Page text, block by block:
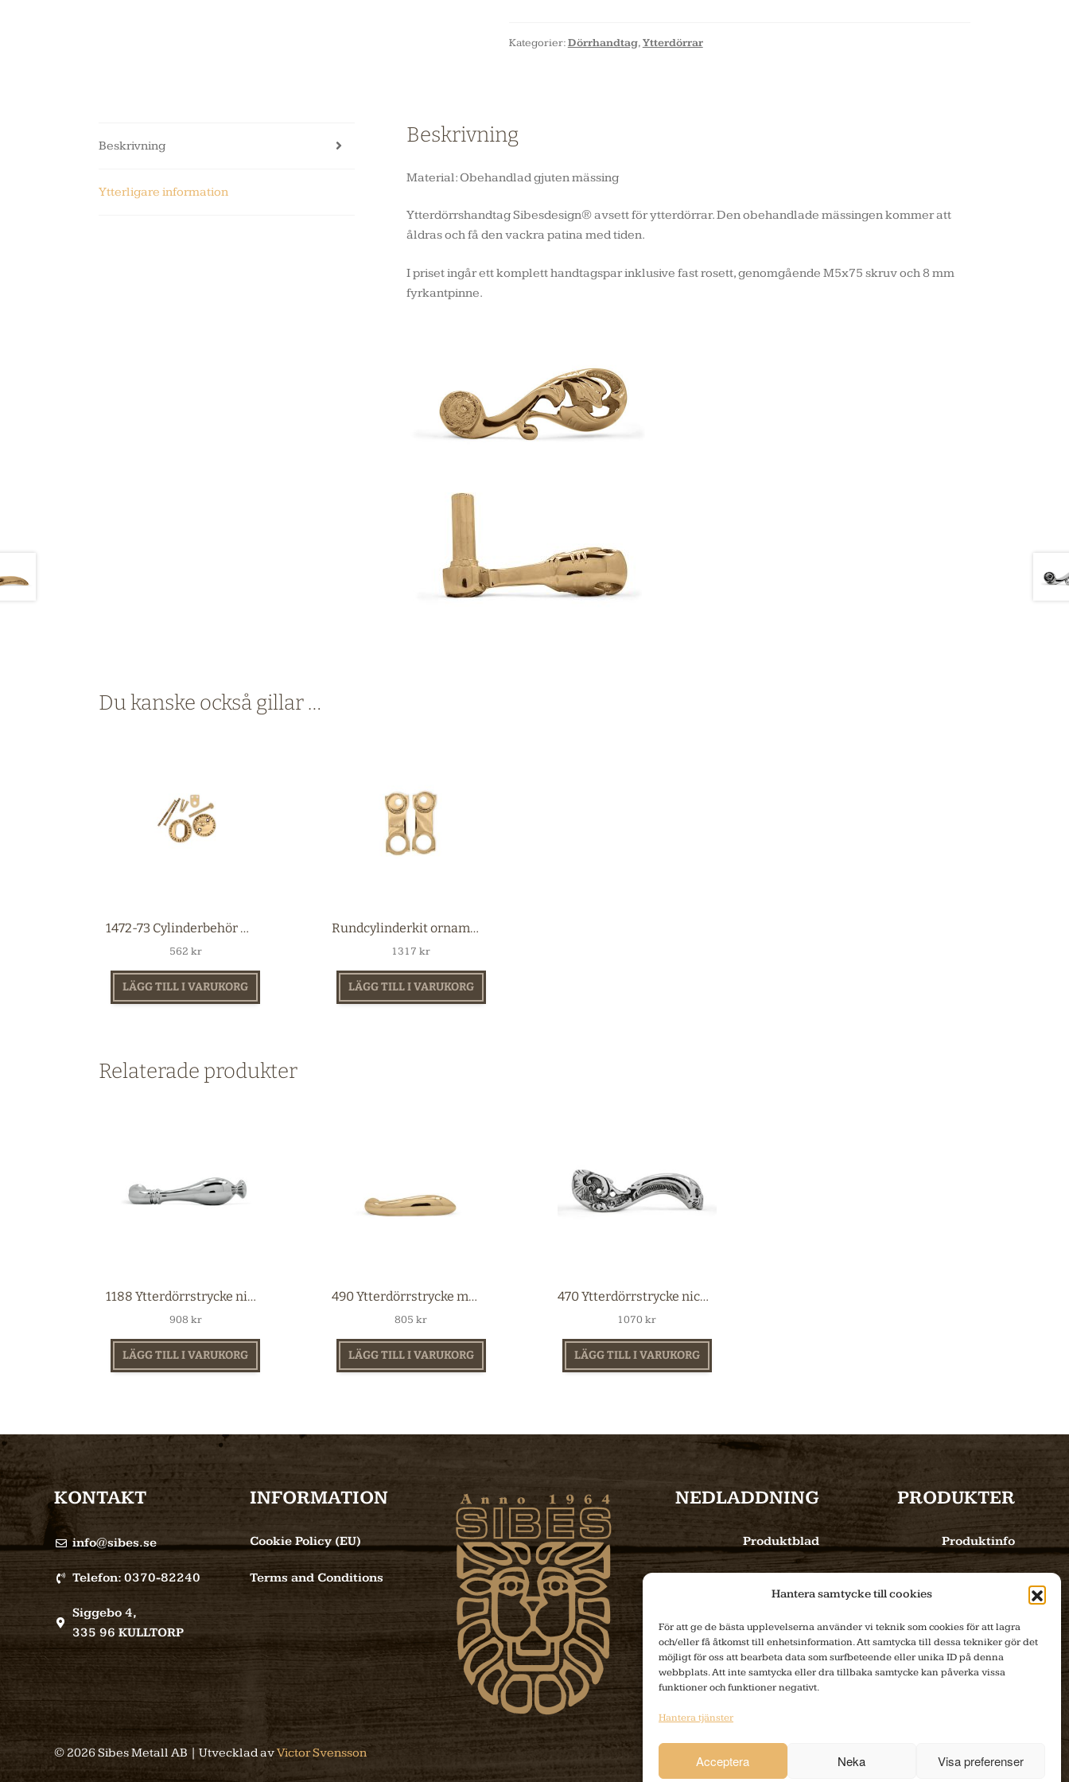
Hantera samtycke till cookies
För att ge de bästa upplevelserna använder vi teknik som cookies för att lagra
och/eller få åtkomst till enhetsinformation. Att samtycka till dessa tekniker gör det
möjligt för oss att bearbeta data som surfbeteende eller unika ID på denna
webbplats. Att inte samtycka eller dra tillbaka samtycke kan påverka vissa
funktioner och funktioner negativt.
Hantera tjänster
Acceptera Neka Visa preferenser
Kategorier:Dörrhandtag,Ytterdörrar
Beskrivning
Ytterligare information
Beskrivning
Material: Obehandlad gjuten mässing
Ytterdörrshandtag Sibesdesign® avsett för ytterdörrar. Den obehandlade mässingen kommer att
åldras och få den vackra patina med tiden.
I priset ingår ett komplett handtagspar inklusive fast rosett, genomgående M5x75 skruv och 8 mm
fyrkantpinne.
Du kanske också gillar …
1472-73 Cylinderbehör mässing
562 kr
LÄGG TILL I VARUKORG
Rundcylinderkit ornamenterad mässing
1317kr
LÄGG TILL I VARUKORG
Relaterade produkter
1188 Ytterdörrstrycke nickel
908 kr
LÄGG TILL I VARUKORG
490 Ytterdörrstrycke mässing
805kr
LÄGG TILL I VARUKORG
470 Ytterdörrstrycke nickel
1070kr
LÄGG TILL I VARUKORG
KONTAKT
info@sibes.se
Telefon: 0370-82240
Siggebo 4,
335 96 KULLTORP
INFORMATION
Cookie Policy (EU)
Terms and Conditions
NEDLADDNING
Produktblad
PRODUKTER
Produktinfo
© 2026 Sibes Metall AB | Utvecklad avVictor Svensson